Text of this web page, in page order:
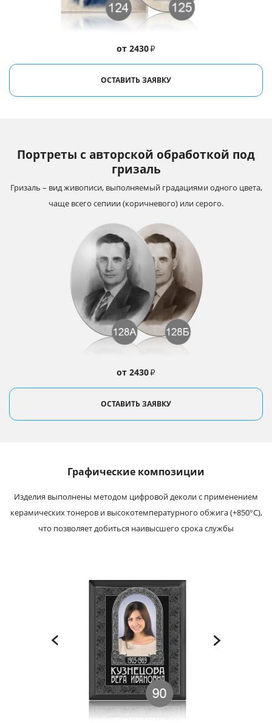
от 2430₽
ОСТАВИТЬ ЗАЯВКУ
Портреты с авторской обработкой под
гризаль
от 2430₽
Гризаль – вид живописи, выполняемый градациями одного цвета,
чаще всего сепиии (коричневого) или серого.
ОСТАВИТЬ ЗАЯВКУ
Графические композиции
Изделия выполнены методом цифровой деколи с применением
керамических тонеров и высокотемпературного обжига (+850°С),
что позволяет добиться наивысшего срока службы